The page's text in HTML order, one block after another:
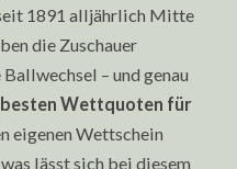
1891 alljährlich Mitte
die Zuschauer
– und genau
besten Wettquoten für
eigenen Wettschein
lässt sich bei diesem